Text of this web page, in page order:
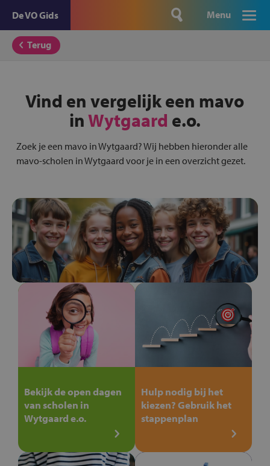
De VO Gids Menu
Terug
Vind en vergelijk een mavo
inWytgaard e.o.
Zoek je een mavo in Wytgaard? Wij hebben hieronder alle
mavo-scholen in Wytgaard voor je in een overzicht gezet.
Bekijk de open dagen
van scholen in
Wytgaard e.o.
Hulp nodig bij het
kiezen? Gebruik het
stappenplan